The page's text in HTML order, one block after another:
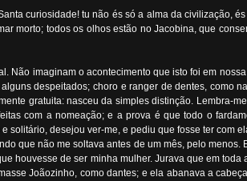
curiosidade! tu não és só a alma da civilização,
morto; todos os olhos estão no Jacobina, que
imaginam o acontecimento que isto foi em
despeitados; choro e ranger de dentes, como
gratuita: nasceu da simples distinção. Lembra-
com a nomeação; e a prova é que todo o
desejou ver-me, e pediu que fosse ter com
que não me soltava antes de um mês, pelo
houvesse de ser minha mulher. Jurava que em
Joãozinho, como dantes; e ela abanava a